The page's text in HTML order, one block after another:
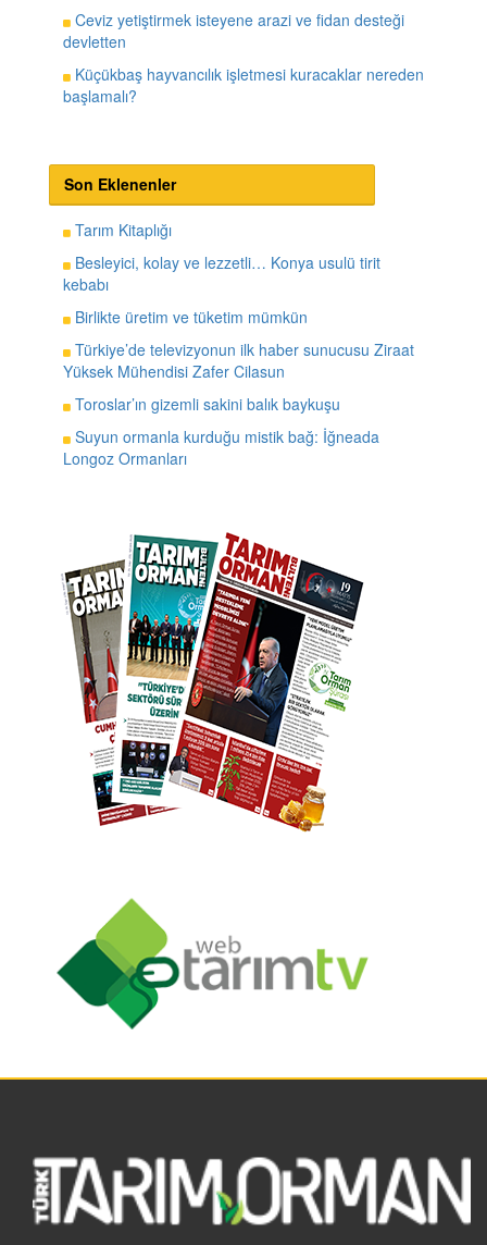
Ceviz yetiştirmek isteyene arazi ve fidan desteği
devletten
Küçükbaş hayvancılık işletmesi kuracaklar nereden
başlamalı?
Son Eklenenler
Tarım Kitaplığı
Besleyici, kolay ve lezzetli… Konya usulü tirit
kebabı
Birlikte üretim ve tüketim mümkün
Türkiye’de televizyonun ilk haber sunucusu Ziraat
Yüksek Mühendisi Zafer Cilasun
Toroslar’ın gizemli sakini balık baykuşu
Suyun ormanla kurduğu mistik bağ: İğneada
Longoz Ormanları